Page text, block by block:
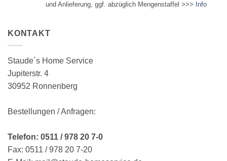
und Anlieferung, ggf. abzüglich Mengenstaffel >>> Info
KONTAKT
Staude´s Home Service
Jupiterstr. 4
30952 Ronnenberg
Bestellungen / Anfragen:
Telefon: 0511 / 978 20 7-0
Fax: 0511 / 978 20 7-20